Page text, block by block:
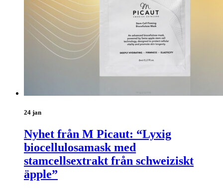
24 jan
Nyhet från M Picaut: “Lyxig
biocellulosamask med
stamcellsextrakt från schweiziskt
äpple”